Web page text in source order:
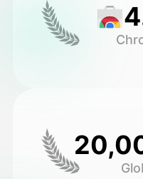
Foto:
Andra verktyg
Galleri